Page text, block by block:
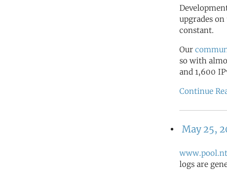
upgrades
constant.
Our
so with
and 1,600
Continue
May 25,
logs are